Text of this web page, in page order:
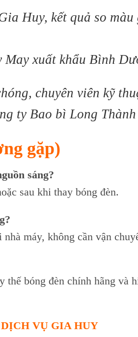
Huy, kết quả so
May xuất khẩu Bình
chuyên viên kỹ
ty Bao bì Long Thành
gặp)
sáng?
sau khi thay bóng đèn.
máy, không cần vận
bóng đèn chính hãng và
VỤ GIA HUY